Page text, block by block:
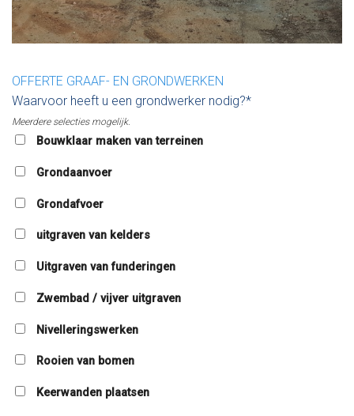
OFFERTE GRAAF- EN GRONDWERKEN
Waarvoor heeft u een grondwerker nodig?*
Meerdere selecties mogelijk.
Bouwklaar maken van terreinen
Grondaanvoer
Grondafvoer
uitgraven van kelders
Uitgraven van funderingen
Zwembad / vijver uitgraven
Nivelleringswerken
Rooien van bomen
Keerwanden plaatsen